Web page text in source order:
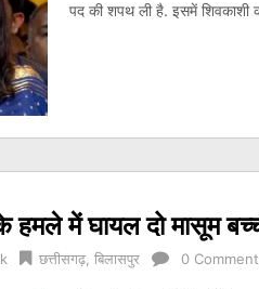
पद की शपथ ली है. इसमें शिवकाशी
हमले में घायल दो मासूम
छत्तीसगढ़ बिलासपुर 0